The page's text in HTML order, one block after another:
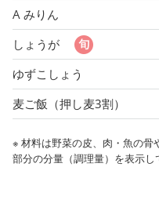
A みりん
しょうが
ゆずこしょう
麦ご飯（押し麦3割）
※ 材料は野菜の皮、肉・魚の骨
部分の分量（調理量）を表示し